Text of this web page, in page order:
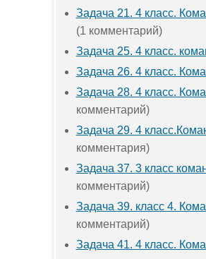
Задача 21. 4 класс.
(1 комментарий)
Задача 25. 4 класс.
Задача 26. 4 класс.
Задача 28. 4 класс.
комментарий)
Задача 29. 4
комментария)
Задача 37. 3 класс
комментарий)
Задача 39. класс 4.
комментарий)
Задача 41. 4 класс.